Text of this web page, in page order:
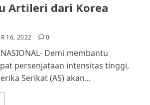
Artileri dari Korea
16, 2022 0
Demi membantu
persenjataan intensitas tinggi,
Serikat (AS) akan...
Batam, Soroti Aktivitas yang
Resahkan Warga
Tim Advokasi Desak BP Batam
Berhenti Merampas Tanah
Warga Rempang